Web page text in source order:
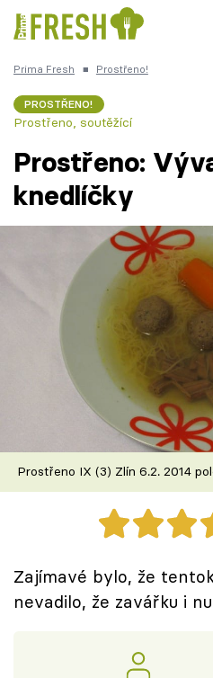
Česká kuchyně
Témata
Recepty
TV Program
Škola vaření
Recepty z TV
Speciál: Cuketa
Sledujte prima+
Prima Fresh ■ Prostřeno!
PROSTŘENO!
Prostřeno, soutěžící
Prostřeno:
knedlíčky
Prostřeno IX (3) Zlín 6.2. 2014
Zajímavé bylo, že
nevadilo, že zavářku i